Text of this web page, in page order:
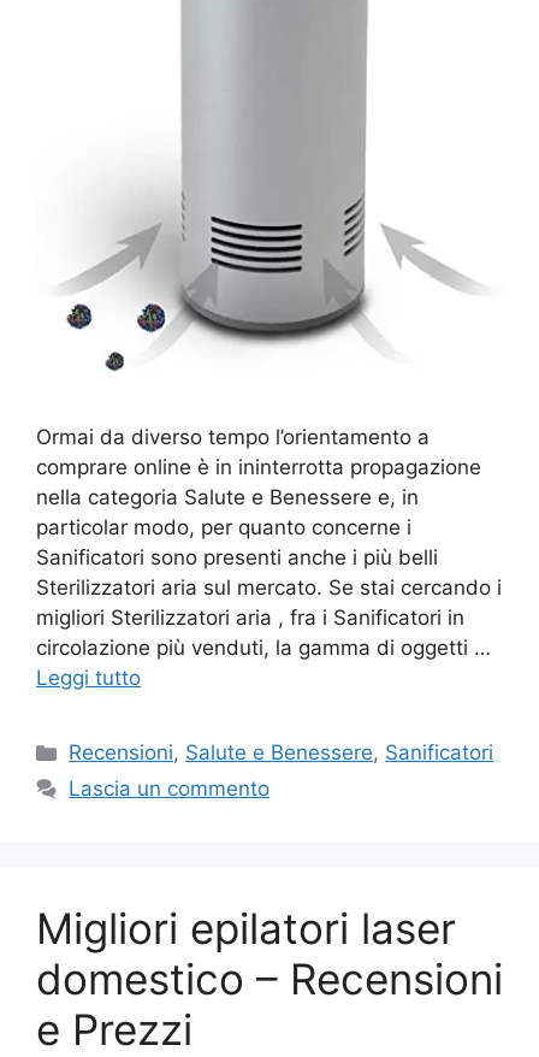
Ormai da diverso tempo l’orientamento a
comprare online è in ininterrotta propagazione
nella categoria Salute e Benessere e, in
particolar modo, per quanto concerne i
Sanificatori sono presenti anche i più belli
Sterilizzatori aria sul mercato. Se stai cercando i
migliori Sterilizzatori aria , fra i Sanificatori in
circolazione più venduti, la gamma di oggetti …
Leggi tutto
Categorie
Recensioni, Salute e Benessere, Sanificatori
Lascia un commento
Migliori epilatori laser
domestico – Recensioni
e Prezzi